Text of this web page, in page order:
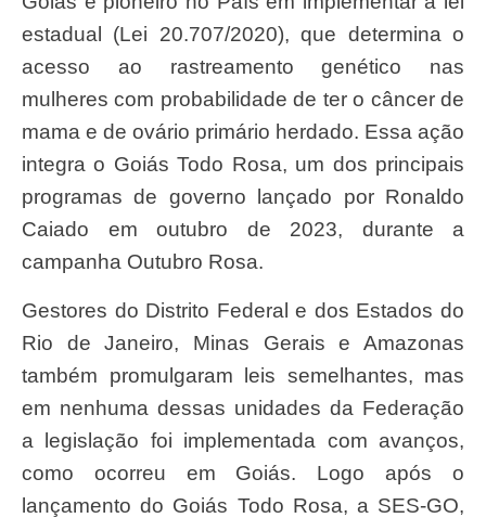
estadual (Lei 20.707/2020), que determina o
acesso ao rastreamento genético nas
mulheres com probabilidade de ter o câncer de
mama e de ovário primário herdado. Essa ação
integra o Goiás Todo Rosa, um dos principais
programas de governo lançado por Ronaldo
Caiado em outubro de 2023, durante a
campanha Outubro Rosa.
Gestores do Distrito Federal e dos Estados do
Rio de Janeiro, Minas Gerais e Amazonas
também promulgaram leis semelhantes, mas
em nenhuma dessas unidades da Federação
a legislação foi implementada com avanços,
como ocorreu em Goiás. Logo após o
lançamento do Goiás Todo Rosa, a SES-GO,